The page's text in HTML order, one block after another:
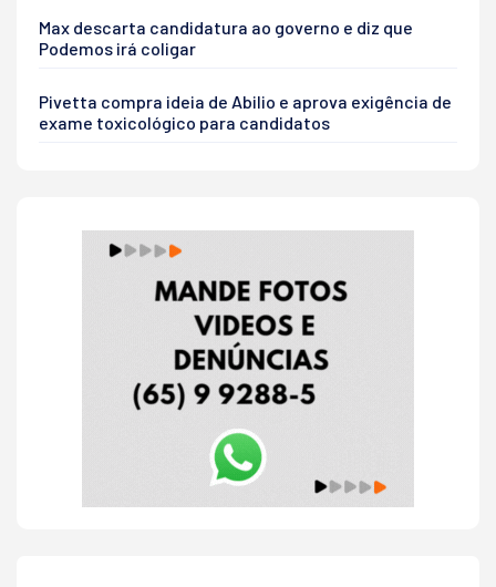
Max descarta candidatura ao governo e diz que
Podemos irá coligar
Pivetta compra ideia de Abilio e aprova exigência de
exame toxicológico para candidatos